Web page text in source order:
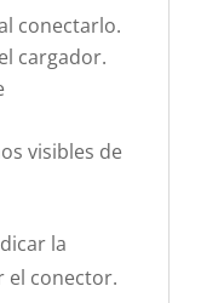
conectarlo.
cargador.
visibles de
la
el conector.